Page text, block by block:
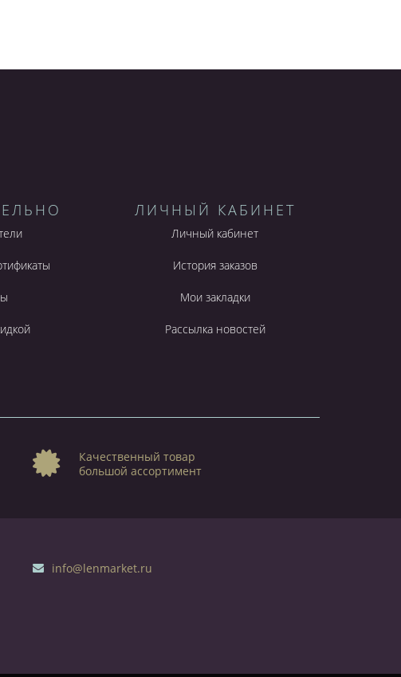
ЛИЧНЫЙ КАБИНЕТ
Личный кабинет
История заказов
Мои закладки
Рассылка новостей
Качественный товар
большой ассортимент
info@lenmarket.ru